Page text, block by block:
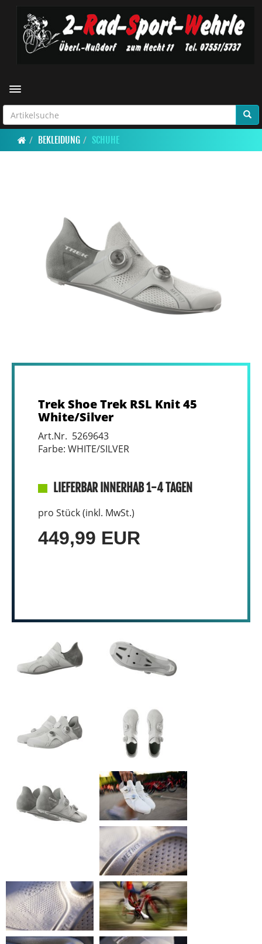
Toggle navigation
BEKLEIDUNG SCHUHE
Trek Shoe Trek RSL Knit 45
White/Silver
Art.Nr. 5269643
Farbe: WHITE/SILVER
LIEFERBAR INNERHAB 1-4 TAGEN
pro Stück (inkl. MwSt.)
449,99 EUR